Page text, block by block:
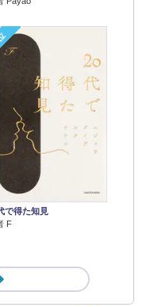
で得た知見
F